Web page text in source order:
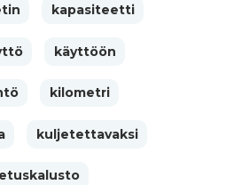
kapasiteetti
käyttöön
kilometri
kuljetettavaksi